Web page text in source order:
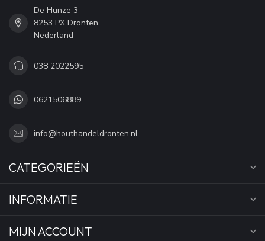
De Hunze 3
8253 PX Dronten
Nederland
038 2022595
0621506889
info@houthandeldronten.nl
CATEGORIEËN
INFORMATIE
MIJN ACCOUNT